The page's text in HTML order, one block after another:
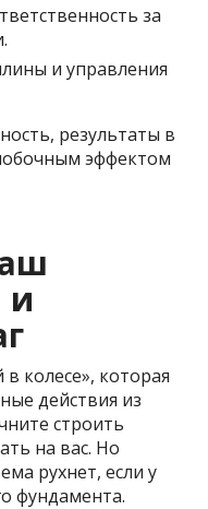
за
и управления
результаты в
эффектом
и
колесе», которая
действия из
строить
на вас. Но
рухнет, если у
фундамента.